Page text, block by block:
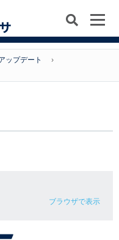
ップデート